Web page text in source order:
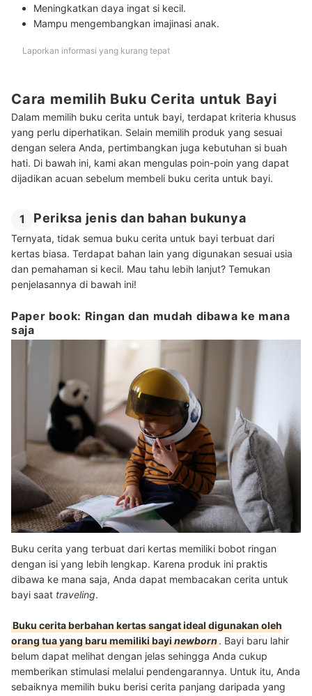
Meningkatkan daya ingat si kecil.
Mampu mengembangkan imajinasi anak.
Laporkan informasi yang kurang tepat
Cara memilih Buku Cerita untuk Bayi
Dalam memilih buku cerita untuk bayi, terdapat kriteria khusus
yang perlu diperhatikan. Selain memilih produk yang sesuai
dengan selera Anda, pertimbangkan juga kebutuhan si buah
hati. Di bawah ini, kami akan mengulas poin-poin yang dapat
dijadikan acuan sebelum membeli buku cerita untuk bayi.
1 Periksa jenis dan bahan bukunya
Ternyata, tidak semua buku cerita untuk bayi terbuat dari
kertas biasa. Terdapat bahan lain yang digunakan sesuai usia
dan pemahaman si kecil. Mau tahu lebih lanjut? Temukan
penjelasannya di bawah ini!
Paper book: Ringan dan mudah dibawa ke mana
saja
Buku cerita yang terbuat dari kertas memiliki bobot ringan
dengan isi yang lebih lengkap. Karena produk ini praktis
dibawa ke mana saja, Anda dapat membacakan cerita untuk
bayi saat traveling.
Buku cerita berbahan kertas sangat ideal digunakan oleh
orang tua yang baru memiliki bayinewborn. Bayi baru lahir
belum dapat melihat dengan jelas sehingga Anda cukup
memberikan stimulasi melalui pendengarannya. Untuk itu, Anda
sebaiknya memilih buku berisi cerita panjang daripada yang